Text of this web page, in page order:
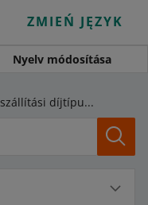
ZMIEŃ JĘZYK
Nyelv módosítása
Egységesítettük a szállítási díjtípusok neveit